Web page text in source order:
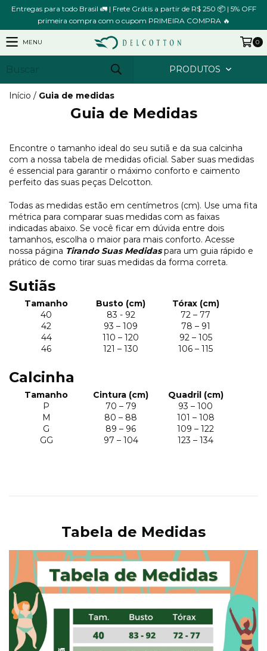
Entregas para todo Brasil 🚛 | Frete Grátis a partir de R$ 250 📦 | 5% OFF
primeira compra com o cupom PRIMEIRA COMPRA 🔥
MENU 0
PRODUTOS
Início / Guia de medidas
Guia de Medidas
Encontre o tamanho ideal do seu sutiã e da sua calcinha
com a nossa tabela de medidas oficial. Saber suas medidas
é essencial para garantir o máximo conforto e caimento
perfeito das suas peças Delcotton.
Todas as medidas estão em centímetros (cm). Use uma fita
métrica para comparar suas medidas com as faixas
indicadas abaixo. Se você ficar em dúvida entre dois
tamanhos, escolha o maior para mais conforto. Acesse
nossa página Tirando Suas Medidaspara um guia rápido e
prático de como tirar suas medidas da forma correta.
Sutiãs
Tamanho Busto (cm)
Tórax (cm)
40
83 - 92
72 – 77
42
93 – 109
78 – 91
44
110 – 120
92 – 105
46
121 – 130 106 – 115
Calcinha
Tamanho Cintura (cm)
Quadril (cm)
P
70 – 79
93 – 100
M
80 – 88
101 – 108
G
89 – 96
109 – 122
GG
97 – 104 123 – 134
Tabela de Medidas